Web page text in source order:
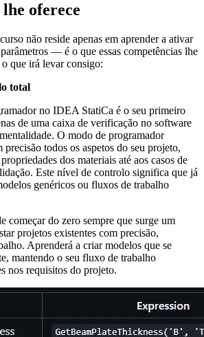
oferece
não reside apenas em aprender a ativar
— é o que essas competências lhe
que irá levar consigo:
total
no IDEA StatiCa é o seu primeiro
de uma caixa de verificação no software
O modo de programador
todos os aspetos do seu projeto,
dos materiais até aos casos de
Este nível de controlo significa que já
genéricos ou fluxos de trabalho
começar do zero sempre que surge um
projetos existentes com precisão,
Aprenderá a criar modelos que se
mantendo o seu fluxo de trabalho
nos requisitos do projeto.